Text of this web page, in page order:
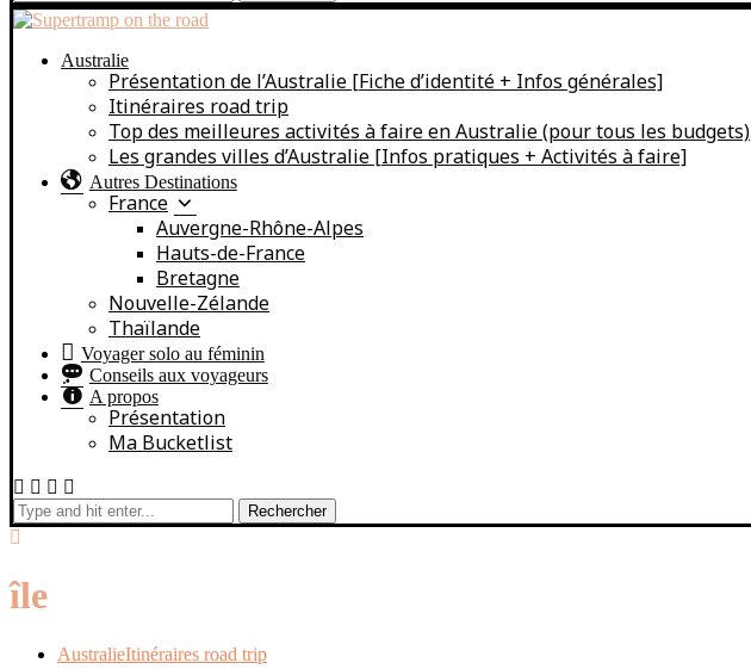
Australie
Présentation de l’Australie [Fiche d’identité + Infos générales]
Itinéraires road trip
Top des meilleures activités à faire en Australie (pour tous les budgets)
Les grandes villes d’Australie [Infos pratiques + Activités à faire]
Autres Destinations
France
Auvergne-Rhône-Alpes
Hauts-de-France
Bretagne
Nouvelle-Zélande
Thaïlande
Voyager solo au féminin
Conseils aux voyageurs
A propos
Présentation
Ma Bucketlist
Rechercher
île
AustralieItinéraires road trip